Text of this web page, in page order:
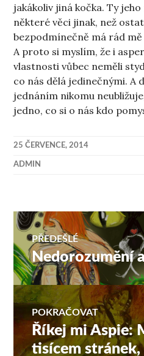
jakákoliv jiná kočka. Ty
některé věci jinak, než
bezpodmínečně má rád mě
A proto si myslím, že i
vlastnosti vůbec neměli
co nás dělá jedinečnými. A
jednáním nikomu
jedno, co si o nás kdo
25 ČERVENCE, 2014
ADMIN
Navigace
pro
příspěvek
PŘEDEŠLÉ
Předchozí
příspěvek:
Nedorozumění
POKRAČOVAT
Následující
příspěvek:
Říkej mi Aspie:
tisícem